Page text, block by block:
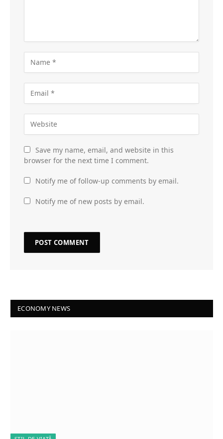
Save my name, email, and website in this
browser for the next time I comment.
Notify me of follow-up comments by email.
Notify me of new posts by email.
ECONOMY NEWS